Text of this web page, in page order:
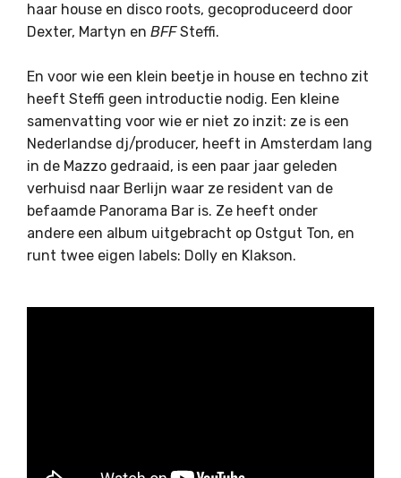
haar house en disco roots, gecoproduceerd door
Dexter, Martyn en BFFSteffi.
En voor wie een klein beetje in house en techno zit
heeft Steffi geen introductie nodig. Een kleine
samenvatting voor wie er niet zo inzit: ze is een
Nederlandse dj/producer, heeft in Amsterdam lang
in de Mazzo gedraaid, is een paar jaar geleden
verhuisd naar Berlijn waar ze resident van de
befaamde Panorama Bar is. Ze heeft onder
andere een album uitgebracht op Ostgut Ton, en
runt twee eigen labels: Dolly en Klakson.